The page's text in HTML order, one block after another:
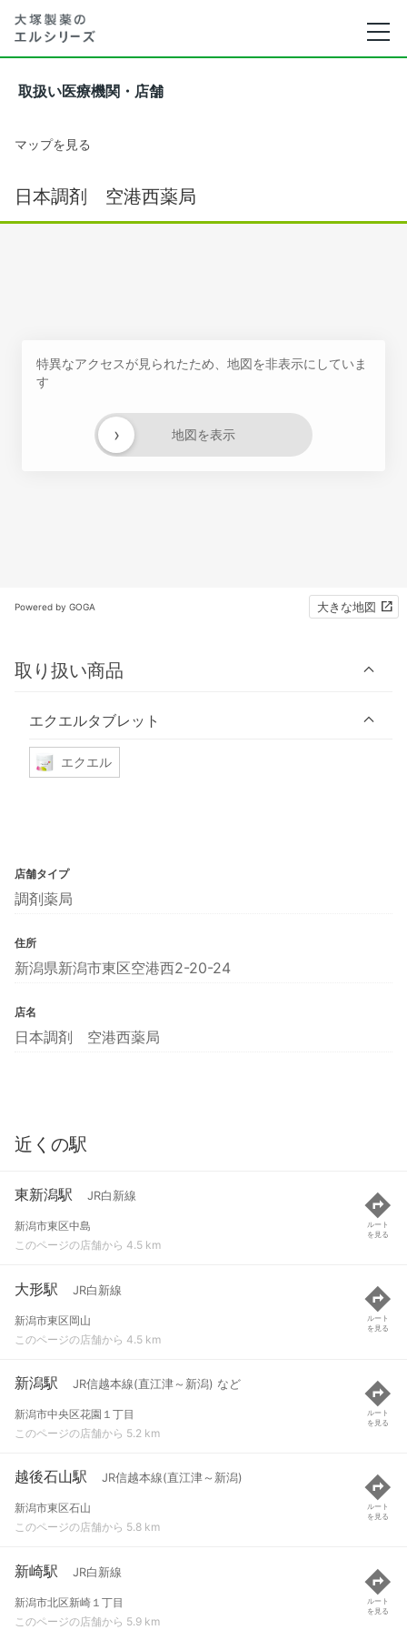
取扱い医療機関・店舗
マップを見る
日本調剤 空港西薬局
特異なアクセスが見られたため、地図を非表示にしていま
す
地図を表示
›
Powered by GOGA 大きな地図
取り扱い商品
エクエルタブレット
エクエル
店舗タイプ
調剤薬局
住所
新潟県新潟市東区空港西2-20-24
店名
日本調剤 空港西薬局
近くの駅
東新潟駅 JR白新線
新潟市東区中島
このページの店舗から 4.5 km
ルート
を見る
大形駅 JR白新線
新潟市東区岡山
このページの店舗から 4.5 km
ルート
を見る
新潟駅 JR信越本線(直江津～新潟) など
新潟市中央区花園１丁目
このページの店舗から 5.2 km
ルート
を見る
越後石山駅 JR信越本線(直江津～新潟)
新潟市東区石山
このページの店舗から 5.8 km
ルート
を見る
新崎駅 JR白新線
新潟市北区新崎１丁目
このページの店舗から 5.9 km
ルート
を見る